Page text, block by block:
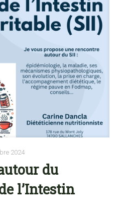
2024
du
l’Intestin